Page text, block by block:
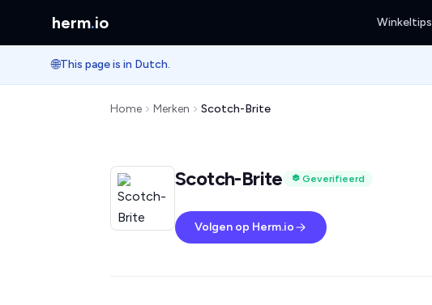
herm.io Winkeltips
🌐This page is in Dutch.
Home Merken Scotch-Brite
Scotch-Brite Geverifieerd
Volgen op Herm.io